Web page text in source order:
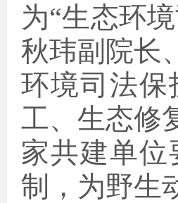
为“生态环
秋玮副院长
环境司法保
工、生态修
家共建单
制，为野生